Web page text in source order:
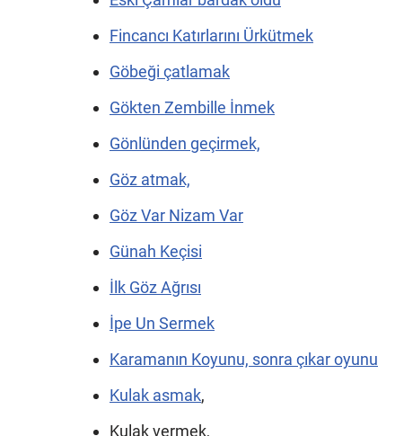
Fincancı Katırlarını Ürkütmek
Göbeği çatlamak
Gökten Zembille İnmek
Gönlünden geçirmek,
Göz atmak,
Göz Var Nizam Var
Günah Keçisi
İlk Göz Ağrısı
İpe Un Sermek
Karamanın Koyunu, sonra çıkar oyunu
Kulak asmak,
Kulak vermek,